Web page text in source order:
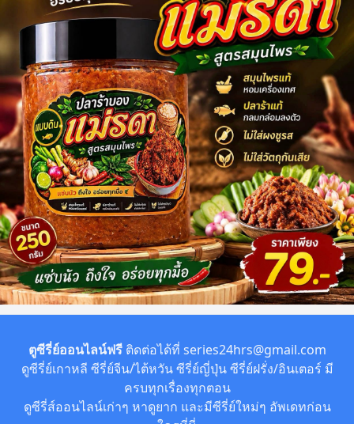
ตูซีรี่ย์ออนไลน์ฟรีติดต่อได้ที่ series24hrs@gmail.com
ดูซีรี่ย์เกาหลี ซีรี่ย์จีน/ไต้หวัน ซีรี่ย์ญี่ปุ่น ซีรี่ย์ฝรั่ง/อินเตอร์ มี
ครบทุกเรื่องทุกตอน
ดูซีรี่ส์ออนไลน์เก่าๆ หาดูยาก และมีซีรี่ย์ใหม่ๆ อัพเดทก่อน